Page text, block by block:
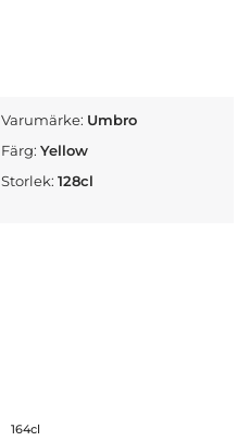
Varumärke: Umbro
Färg:Yellow
Storlek:128cl
164cl